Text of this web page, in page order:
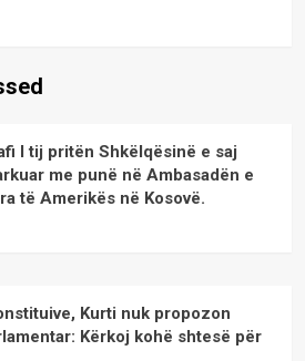
I tij pritën Shkëlqësinë e saj
me punë në Ambasadën e
të Amerikës në Kosovë.
Kurti nuk propozon
Kërkoj kohë shtesë për